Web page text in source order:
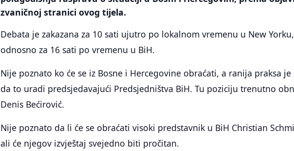
zvaničnoj stranici ovog tijela.
Debata je zakazana za 10 sati ujutro po lokalnom vremenu u New Yorku,
odnosno za 16 sati po vremenu u BiH.
Nije poznato ko će se iz Bosne i Hercegovine obraćati, a ranija praksa je
da to uradi predsjedavajući Predsjedništva BiH. Tu poziciju trenutno
Denis Bećirović.
Nije poznato da li će se obraćati visoki predstavnik u BiH Christian
ali će njegov izvještaj svejedno biti pročitan.